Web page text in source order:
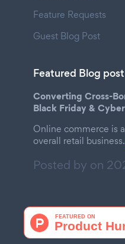
Feature Requests
Guest Blog Post
Featured Blog post
Converting Cross-
Black Friday &
Online commerce is
overall retail business.
Posted by on